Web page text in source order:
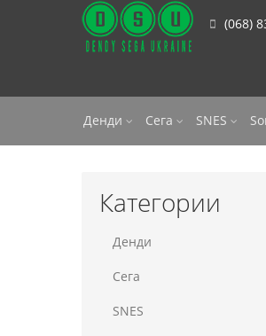
(068)
Денди Сега SNES
Категории
Денди
Сега
SNES